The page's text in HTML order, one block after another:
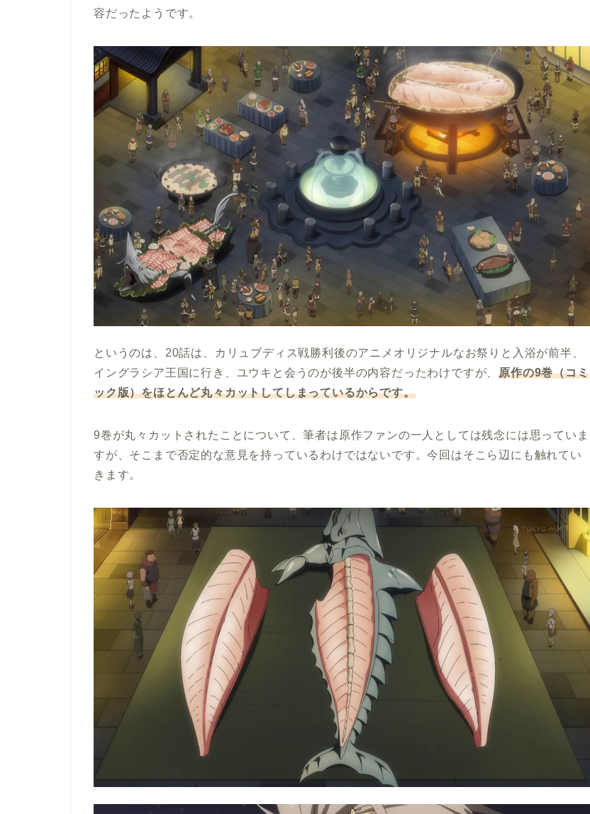
容だったようです。
というのは、20話は、カリュブディス戦勝利後のアニメオリジナルなお祭りと入浴が前半、
イングラシア王国に行き、ユウキと会うのが後半の内容だったわけですが、原作の9巻（コミ
ック版）をほとんど丸々カットしてしまっているからです。
9巻が丸々カットされたことについて、筆者は原作ファンの一人としては残念には思っていま
すが、そこまで否定的な意見を持っているわけではないです。今回はそこら辺にも触れてい
きます。